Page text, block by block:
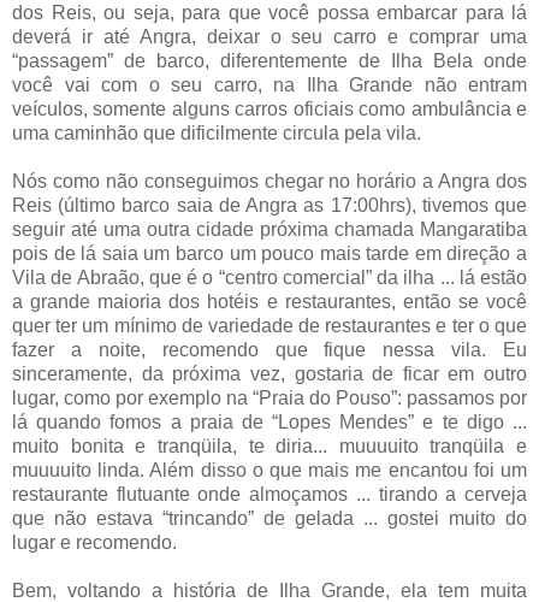
dos Reis, ou seja, para que você possa embarcar para lá
deverá ir até Angra, deixar o seu carro e comprar uma
“passagem” de barco, diferentemente de Ilha Bela onde
você vai com o seu carro, na Ilha Grande não entram
veículos, somente alguns carros oficiais como ambulância e
uma caminhão que dificilmente circula pela vila.
Nós como não conseguimos chegar no horário a Angra dos
Reis (último barco saia de Angra as 17:00hrs), tivemos que
seguir até uma outra cidade próxima chamada Mangaratiba
pois de lá saia um barco um pouco mais tarde em direção a
Vila de Abraão, que é o “centro comercial” da ilha ... lá estão
a grande maioria dos hotéis e restaurantes, então se você
quer ter um mínimo de variedade de restaurantes e ter o que
fazer a noite, recomendo que fique nessa vila. Eu
sinceramente, da próxima vez, gostaria de ficar em outro
lugar, como por exemplo na “Praia do Pouso”: passamos por
lá quando fomos a praia de “Lopes Mendes” e te digo ...
muito bonita e tranqüila, te diria... muuuuito tranqüila e
muuuuito linda. Além disso o que mais me encantou foi um
restaurante flutuante onde almoçamos ... tirando a cerveja
que não estava “trincando” de gelada ... gostei muito do
lugar e recomendo.
Bem, voltando a história de Ilha Grande, ela tem muita